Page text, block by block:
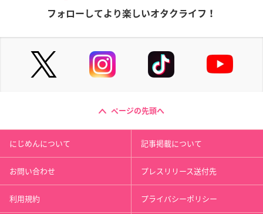
フォローしてより楽しいオタクライフ！
ページの先頭へ
にじめんについて 記事掲載について
お問い合わせ プレスリリース送付先
利用規約 プライバシーポリシー